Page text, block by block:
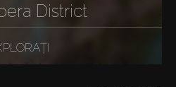
District